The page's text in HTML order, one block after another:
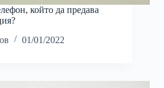
който да предава
01/01/2022